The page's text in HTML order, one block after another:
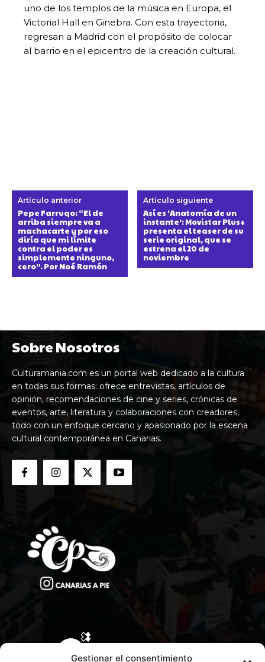
Gestionar el consentimiento
uno de los templos de la música en Europa, el
Victorial Hall en Ginebra. Con esta trayectoria,
regresan a Madrid con el propósito de colocar
al barrio en el epicentro de la creación cultural.
Artículo anterior
Pepe Farruqo: “El de
arriba siempre va a
machacarte y por eso
diría que mi límite
contra el poder es
simplemente ninguno,
cero”. Por Noé Ramón
Artículo siguiente
Así es ‘Anatomía de un
instante’: Movistar Plus+
presenta el teaser de su
serie original, que se
estrena el 20 de
noviembre
Sobre Nosotros
Culturamania.com es un portal web dedicado a la cultura
en todas sus formas: ofrece entrevistas, artículos de
opinión, recomendaciones de cine y series, crónicas de
eventos, arte, literatura y colaboraciones con creadores,
todo con un enfoque cercano y apasionado por la escena
cultural contemporánea en Canarias.